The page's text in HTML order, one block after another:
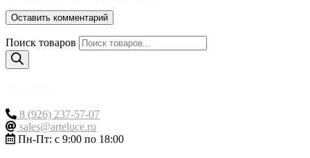
Поиск товаров
8 (926) 237-57-07
sales@arteluce.ru
Пн-Пт: с 9:00 по 18:00